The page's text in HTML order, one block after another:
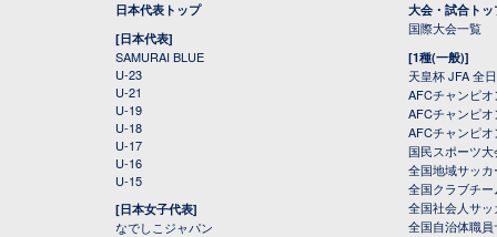
日本代表トップ
[日本代表]
SAMURAI BLUE
U-23
U-21
U-19
U-18
U-17
U-16
U-15
[日本女子代表]
なでしこジャパン
大会・試合トッ
国際大会一覧
[1種(一般)]
天皇杯 JFA 全
AFCチャンピ
AFCチャンピ
AFCチャンピ
国民スポーツ
全国地域サッ
全国クラブチ
全国社会人サ
全国自治体職